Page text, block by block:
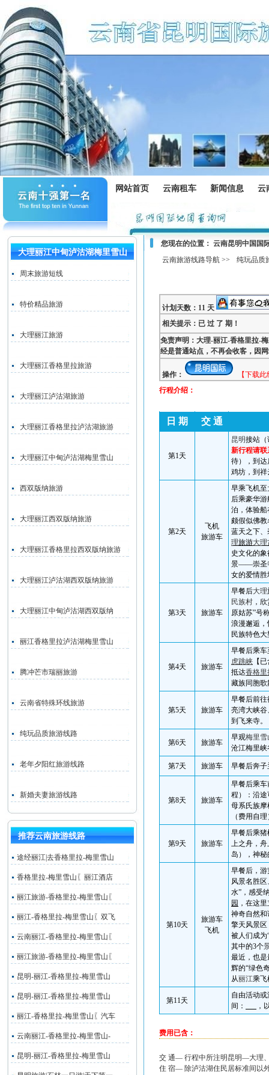
网站首页 云南租车 新闻信息 云
大理丽江中甸泸沽湖梅里雪山
周末旅游短线
特价精品旅游
大理丽江旅游
大理丽江香格里拉旅游
大理丽江泸沽湖旅游
大理丽江香格里拉泸沽湖旅游
大理丽江中甸泸沽湖梅里雪山
西双版纳旅游
大理丽江西双版纳旅游
大理丽江香格里拉西双版纳旅游
大理丽江泸沽湖西双版纳旅游
大理丽江中甸泸沽湖西双版纳
丽江香格里拉泸沽湖梅里雪山
腾冲芒市瑞丽旅游
云南省特殊环线旅游
纯玩品质旅游线路
老年夕阳红旅游线路
新婚夫妻旅游线路
推荐云南旅游线路
途经丽江|去香格里拉-梅里雪山
香格里拉-梅里雪山〖丽江酒店
丽江旅游-香格里拉-梅里雪山〖
丽江-香格里拉-梅里雪山〖双飞
云南丽江-香格里拉-梅里雪山〖
丽江旅游-香格里拉-梅里雪山〖
昆明-丽江-香格里拉-梅里雪山
昆明-丽江-香格里拉-梅里雪山
丽江-香格里拉-梅里雪山〖汽车
云南丽江-香格里拉-梅里雪山-
昆明-丽江-香格里拉-梅里雪山
您现在的位置： 云南昆明中国国
云南旅游线路导航 >>
纯玩品质
计划天数：11 天
相关提示：已 过 了 期！
免责声明：大理-丽江-香格里拉-
经是普通站点，不再会收客，因
操作：
【下载
行程介绍：
日 期 交 通
第1天
昆明接站
新行程请
待），到达
鸡坊，到
第2天
飞机
旅游车
早乘飞机至
后乘豪华游
泊，体验
颇假似佛
蓝天之下
理旅游大理
史文化的
景——崇圣
女的爱情
第3天 旅游车
早餐后大理
民族村 ，
原姑苏”号
浪漫邂逅
民族特色
第4天 旅游车
早餐后乘车
虎跳峡 【
抵达香格里
藏族同胞
第5天 旅游车
早餐后前
亮湾大峡
到飞来寺。
第6天 旅游车
早观梅里雪
沧江梅里
第7天 旅游车 早餐后奔子
第8天 旅游车
早餐后乘
程）：沿
母系氏族
（费用自
第9天 旅游车
早餐后乘
上之舟，
岛），神
第10天
旅游车
飞机
早餐后，游
风景名胜区
水”，感受
园 ，在这
神奇自然
擎天风景
被人们成为
其中的3个
最近，也
辉的“绿色
从丽江乘飞
第11天
自由活动
间：
，
费用已含：
交 通— 行程中所注明昆明—大理
住 宿— 除泸沽湖住民居标准间以